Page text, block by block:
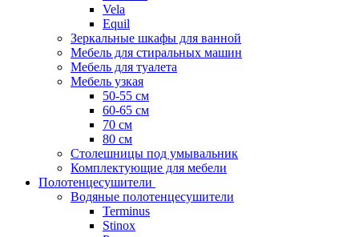
Vela
Equil
Зеркальные шкафы для ванной
Мебель для стиральных машин
Мебель для туалета
Мебель узкая
50-55 см
60-65 см
70 см
80 см
Столешницы под умывальник
Комплектующие для мебели
Полотенцесушители
Водяные полотенцесушители
Terminus
Stinox